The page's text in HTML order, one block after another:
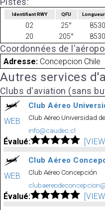
Identifiant RWY QFU
02 25° 8530
20
205° 8530
Coordonnées de
Adresse: Concepcion Chile
Autres services
Clubs d'aviation (sans
WEB
Club Aéreo
Club Aéreo Universidad
info@caudec.cl
Évalué: [VIEW]
WEB
Club Aéreo
Club Aéreo Concepción
Évalué: [VIEW]